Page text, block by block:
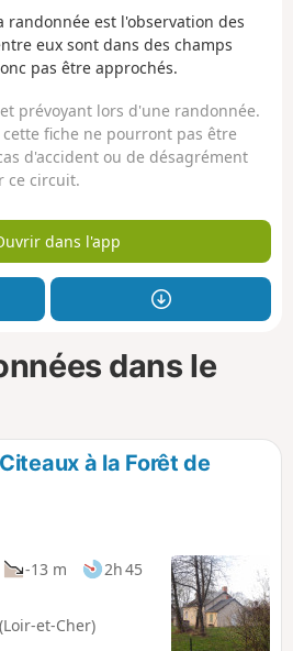
est l'observation des
eux sont dans des champs
pas être approchés.
prévoyant lors d'une randonnée.
fiche ne pourront pas être
d'accident ou de désagrément
ce circuit.
dans l'app
dans le
à la Forêt de
-13 m
2h 45
et-Cher)